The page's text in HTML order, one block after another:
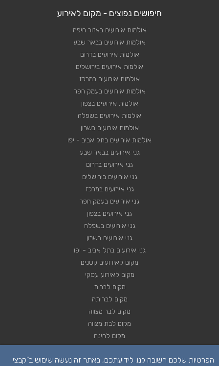
חיפושים נפוצים - מקום לאירוע
אולמות אירועים באזור חיפה
אולמות אירועים בבאר שבע
אולמות אירועים בדרום
אולמות אירועים בירושלים
אולמות אירועים במרכז
אולמות אירועים בעמק חפר
אולמות אירועים בצפון
אולמות אירועים בשפלה
אולמות אירועים בשרון
אולמות אירועים בתל אביב - יפו
גני אירועים בבאר שבע
גני אירועים בדרום
גני אירועים בירושלים
גני אירועים במרכז
גני אירועים בעמק חפר
גני אירועים בצפון
גני אירועים בשפלה
גני אירועים בשרון
גני אירועים בתל אביב - יפו
מקום לאירועים קטנים
מקום לאירוע עסקי
מקום לברית
מקום לבריתה
מקום לבר מצווה
מקום לבת מצווה
מקום לחינה
מקום לכנסים
הפרטיות שלכם חשובה לנו. לידיעתכם, באתר זה נעשה שימוש ב"קבצי